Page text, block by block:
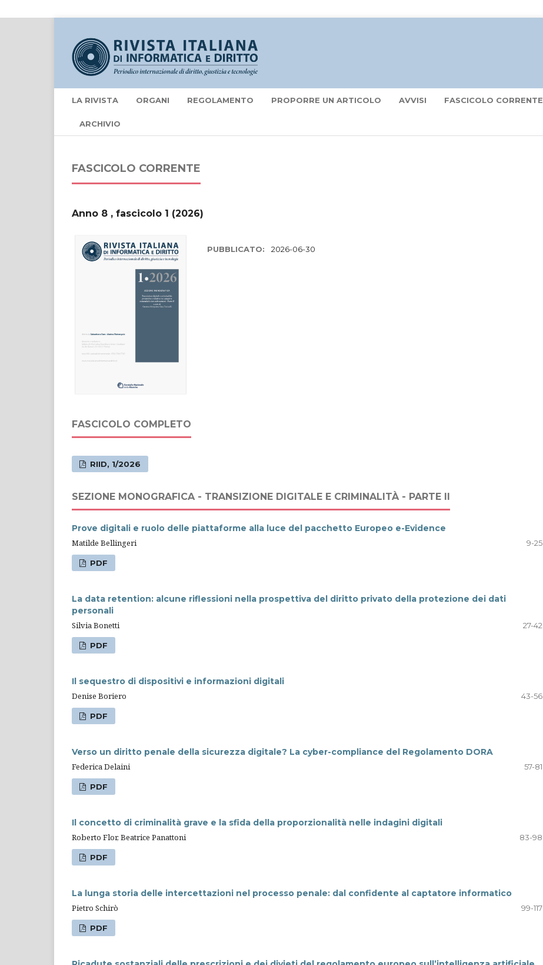
LA RIVISTA ORGANI REGOLAMENTO PROPORRE UN ARTICOLO AVVISI FASCICOLO CORRENTE
ARCHIVIO
FASCICOLO CORRENTE
Anno 8 , fascicolo 1 (2026)
PUBBLICATO: 2026-06-30
FASCICOLO COMPLETO
RIID, 1/2026
SEZIONE MONOGRAFICA - TRANSIZIONE DIGITALE E CRIMINALITÀ - PARTE II
Prove digitali e ruolo delle piattaforme alla luce del pacchetto Europeo e-Evidence
Matilde Bellingeri
9-25
PDF
La data retention: alcune riflessioni nella prospettiva del diritto privato della protezione dei dati
personali
Silvia Bonetti
27-42
PDF
Il sequestro di dispositivi e informazioni digitali
Denise Boriero
43-56
PDF
Verso un diritto penale della sicurezza digitale? La cyber-compliance del Regolamento DORA
Federica Delaini
57-81
PDF
Il concetto di criminalità grave e la sfida della proporzionalità nelle indagini digitali
Roberto Flor, Beatrice Panattoni
83-98
PDF
La lunga storia delle intercettazioni nel processo penale: dal confidente al captatore informatico
Pietro Schirò
99-117
PDF